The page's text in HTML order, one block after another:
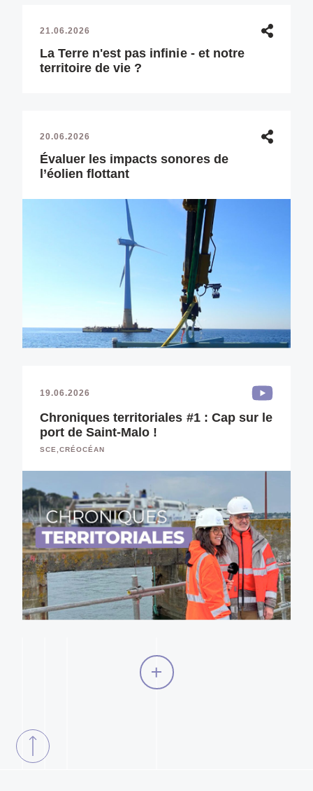
21.06.2026
La Terre n'est pas infinie - et notre
territoire de vie ?
20.06.2026
Évaluer les impacts sonores de
l’éolien flottant
19.06.2026
Chroniques territoriales #1 : Cap sur le
port de Saint-Malo !
SCE,CRÉOCÉAN